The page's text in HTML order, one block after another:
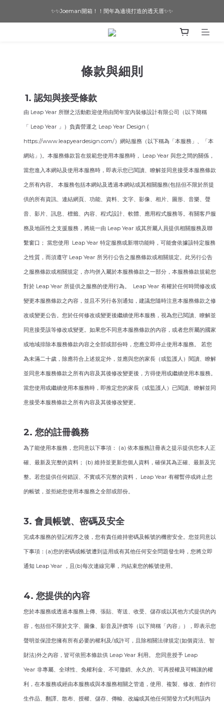
想要一個寵物友善的美宅嗎？ 🔶 即刻諮詢 🔶
✨✨Joeman開箱！！閏年為邊境打造的透天厝✨✨
想要一個寵物友善的美宅嗎？ 🔶 即刻諮詢 🔶
條款與細則
1. 認知與接受條款
由 Leap Year 所辦之活動歡迎使用由閏年室內裝修設計有限公司（以下簡稱
「 Leap Year 」）負責營運之 Leap Year Design (
https://www.leapyeardesign.com/）網站服務（以下稱為「本服務」、「本
網站」)。本服務條款旨在規範您使用本服務時， Leap Year 與您之間的關係，
當您進入本網站及使用本服務時，即表示您已閱讀、瞭解並同意接受本服務條款
之所有內容。 本服務包括本網站及透過本網站或其相關服務(包括但不限於所提
供的所有資訊、連結網頁、功能、資料、文字、影像、相片、圖形、音樂、聲
音、影片、訊息、標籤、內容、程式設計、軟體、應用程式服務等。有關客戶服
務及地區性之支援服務，將統一由 Leap Year 或其所屬人員提供相關服務及聯
繫窗口； 當您使用 Leap Year 特定服務或新增功能時，可能會依據該特定服務
之性質，而須遵守 Leap Year 所另行公告之服務條款或相關規定。此另行公告
之服務條款或相關規定，亦均併入屬於本服務條款之一部分，本服務條款規範您
對於 Leap Year 所提供之服務的使用行為。 Leap Year 有權於任何時間修改或
變更本服務條款之內容，並且不另行各別通知，建議您隨時注意本服務條款之修
改或變更公告。您於任何修改或變更後繼續使用本服務，視為您已閱讀、瞭解並
同意接受該等修改或變更。如果您不同意本服務條款的內容，或者您所屬的國家
或地域排除本服務條款內容之全部或部份時，您應立即停止使用本服務。 若您
為未滿二十歲，除應符合上述規定外，並應與您的家長（或監護人）閱讀、瞭解
並同意本服務條款之所有內容及其後修改變更後，方得使用或繼續使用本服務。
當您使用或繼續使用本服務時，即推定您的家長（或監護人）已閱讀、瞭解並同
意接受本服務條款之所有內容及其後修改變更。
2. 您的註冊義務
為了能使用本服務，您同意以下事項： (a) 依本服務註冊表之提示提供您本人正
確、最新及完整的資料； (b) 維持並更新您個人資料，確保其為正確、最新及完
整。若您提供任何錯誤、不實或不完整的資料， Leap Year 有權暫停或終止您
的帳號，並拒絕您使用本服務之全部或部份。
3. 會員帳號、密碼及安全
完成本服務的登記程序之後，您有責任維持密碼及帳號的機密安全。您並同意以
下事項：(a)您的密碼或帳號遭到盜用或有其他任何安全問題發生時，您將立即
通知 Leap Year ，且(b)每次連線完畢，均結束您的帳號使用。
4. 您提供的內容
您於本服務或透過本服務上傳、張貼、寄送、收受、儲存或以其他方式提供的內
容，包括但不限於文字、圖像、影音及評價等（以下簡稱「內容」），即表示您
聲明並保證您擁有所有必要的權利及/或許可，且除相關法律規定(如個資法、智
財法)外之內容，皆可依照本條款供 Leap Year 利用。 您同意授予 Leap
Year 非專屬、全球性、免權利金、不可撤銷、永久的、可再授權及可轉讓的權
利，在本服務或經由本服務或與本服務相關之管道，使用、複製、修改、創作衍
生作品、翻譯、散布、授權、儲存、傳輸、改編或其他任何開發方式利用該內